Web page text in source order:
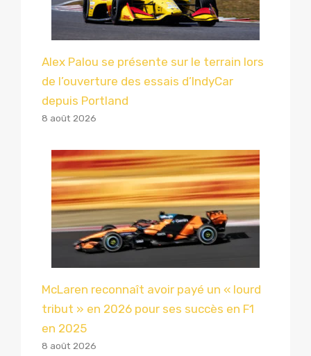
Alex Palou se présente sur le terrain lors
de l’ouverture des essais d’IndyCar
depuis Portland
8 août 2026
McLaren reconnaît avoir payé un « lourd
tribut » en 2026 pour ses succès en F1
en 2025
8 août 2026